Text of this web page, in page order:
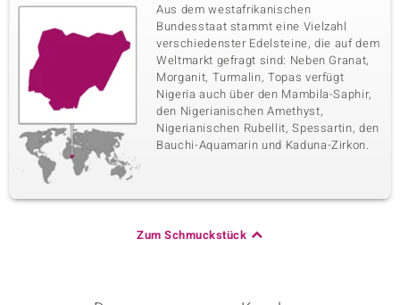
Aus dem westafrikanischen
Bundesstaat stammt eine Vielzahl
verschiedenster Edelsteine, die auf dem
Weltmarkt gefragt sind: Neben Granat,
Morganit, Turmalin, Topas verfügt
Nigeria auch über den Mambila-Saphir,
den Nigerianischen Amethyst,
Nigerianischen Rubellit, Spessartin, den
Bauchi-Aquamarin und Kaduna-Zirkon.
Zum Schmuckstück